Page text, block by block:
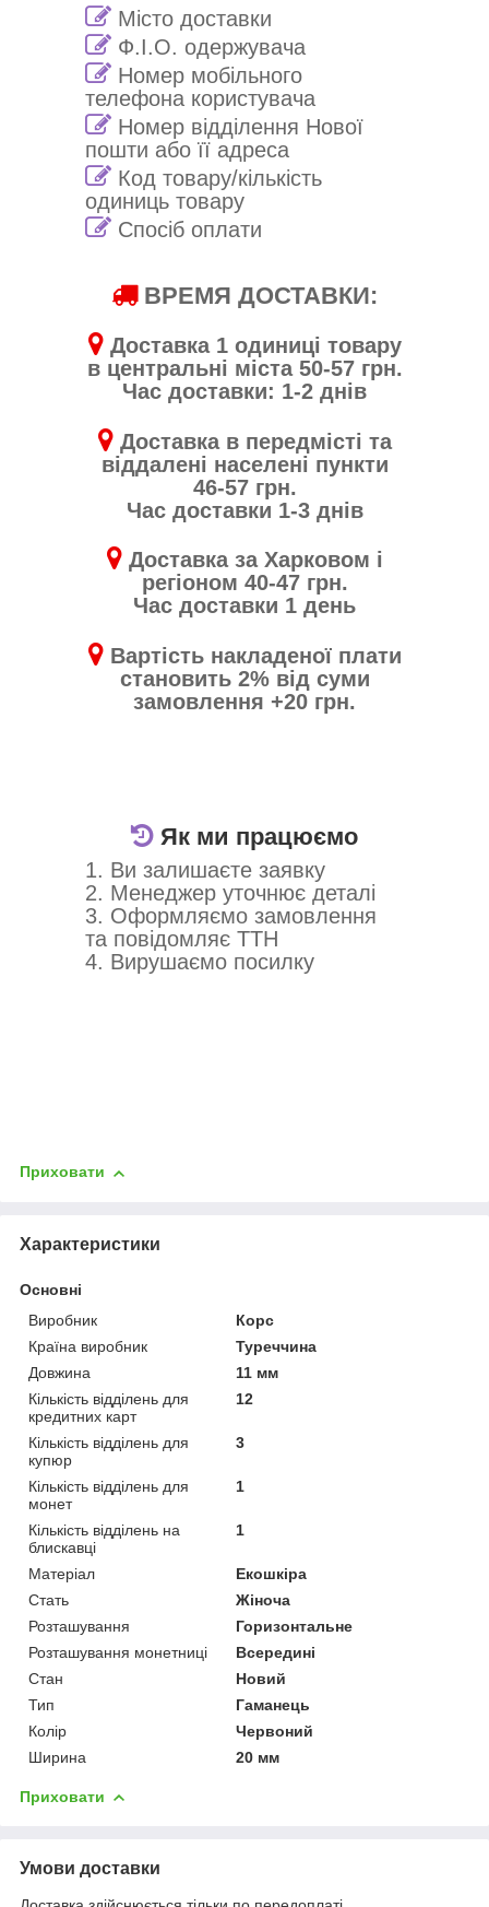
Як ми працюємо
1. Ви залишаєте заявку
2. Менеджер уточнює деталі
3. Оформляємо замовлення
та повідомляє ТТН
4. Вирушаємо посилку
Місто доставки
Ф.І.О. одержувача
Номер мобільного
телефона користувача
Номер відділення Нової
пошти або її адреса
Код товару/кількість
одиниць товару
Спосіб оплати
ВРЕМЯ ДОСТАВКИ:
Доставка 1 одиниці товару
в центральні міста 50-57 грн.
Час доставки: 1-2 днів
Доставка в передмісті та
віддалені населені пункти
46-57 грн.
Час доставки 1-3 днів
Доставка за Харковом і
регіоном 40-47 грн.
Час доставки 1 день
Вартість накладеної плати
становить 2% від суми
замовлення +20 грн.
Приховати
Характеристики
Основні
Виробник
Корс
Країна виробник
Туреччина
Довжина
11 мм
Кількість відділень для
кредитних карт
12
Кількість відділень для
купюр
3
Кількість відділень для
монет
1
Кількість відділень на
блискавці
1
Матеріал
Екошкіра
Стать
Жіноча
Розташування
Горизонтальне
Розташування монетниці
Всередині
Стан
Новий
Тип
Гаманець
Колір
Червоний
Ширина
20 мм
Приховати
Умови доставки